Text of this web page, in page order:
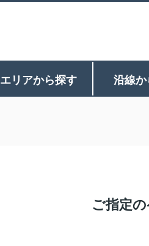
エリアから探す 沿線
ご指定